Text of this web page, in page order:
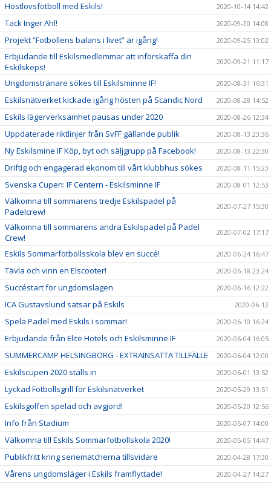
Höstlovsfotboll med Eskils! 2020-10-14 14:42
Tack Inger Ahl! 2020-09-30 14:08
Projekt ”Fotbollens balans i livet” är igång! 2020-09-25 13:02
Erbjudande till Eskilsmedlemmar att införskaffa din
Eskilskeps!
2020-09-21 11:17
Ungdomstränare sökes till Eskilsminne IF! 2020-08-31 16:31
Eskilsnätverket kickade igång hösten på Scandic Nord 2020-08-28 14:52
Eskils lägerverksamhet pausas under 2020 2020-08-26 12:34
Uppdaterade riktlinjer från SvFF gällande publik 2020-08-13 23:36
Ny Eskilsmine IF Köp, byt och säljgrupp på Facebook! 2020-08-13 22:30
Driftig och engagerad ekonom till vårt klubbhus sökes 2020-08-11 15:23
Svenska Cupen: IF Centern - Eskilsminne IF 2020-08-01 12:53
Välkomna till sommarens tredje Eskilspadel på
Padelcrew!
2020-07-27 15:30
Välkomna till sommarens andra Eskilspadel på Padel
Crew!
2020-07-02 17:17
Eskils Sommarfotbollsskola blev en succé! 2020-06-24 16:47
Tävla och vinn en Elscooter! 2020-06-18 23:24
Succéstart för ungdomslagen 2020-06-16 12:22
ICA Gustavslund satsar på Eskils 2020-06-12
Spela Padel med Eskils i sommar! 2020-06-10 16:24
Erbjudande från Elite Hotels och Eskilsminne IF 2020-06-04 16:05
SUMMERCAMP HELSINGBORG - EXTRAINSATTA TILLFÄLLE 2020-06-04 12:00
Eskilscupen 2020 ställs in 2020-06-01 13:52
Lyckad Fotbollsgrill för Eskilsnätverket 2020-05-29 13:51
Eskilsgolfen spelad och avgjord! 2020-05-20 12:56
Info från Stadium 2020-05-07 14:00
Välkomna till Eskils Sommarfotbollskola 2020! 2020-05-05 14:47
Publikfritt kring seriematcherna tillsvidare 2020-04-28 17:30
Vårens ungdomsläger i Eskils framflyttade! 2020-04-27 14:27